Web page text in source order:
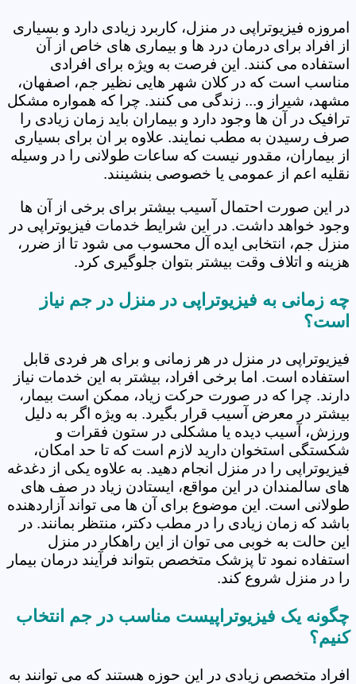
امروزه فیزیوتراپی در منزل، کاربرد زیادی دارد و بسیاری
از افراد برای درمان درد ها و بیماری های خاص از آن
استفاده می کنند. این فرصت به ویژه برای افرادی
مناسب است که در کلان شهر هایی نظیر جم، اصفهان،
مشهد، شیراز و... زندگی می کنند. چرا که همواره مشکل
ترافیک در آن ها وجود دارد و بیماران باید زمان زیادی را
صرف رسیدن به مطب نمایند. علاوه بر ان برای بسیاری
از بیماران، مقدور نیست که ساعات طولانی را در وسیله
نقلیه اعم از عمومی یا خصوصی بنشینند.
در این صورت احتمال آسیب بیشتر برای برخی از آن ها
وجود خواهد داشت. در این شرایط خدمات فیزیوتراپی در
منزل جم، انتخابی ایده آل محسوب می شود تا از ضرر،
هزینه و اتلاف وقت بیشتر بتوان جلوگیری کرد.
چه زمانی به فیزیوتراپی در منزل در جم نیاز
است؟
فیزیوتراپی در منزل در هر زمانی و برای هر فردی قابل
استفاده است. اما برخی افراد، بیشتر به این خدمات نیاز
دارند. چرا که در صورت حرکت زیاد، ممکن است بیمار،
بیشتر در معرض آسیب قرار بگیرد. به ویژه اگر به دلیل
ورزش، آسیب دیده یا مشکلی در ستون فقرات و
شکستگی استخوان دارید لازم است که تا حد امکان،
فیزیوتراپی را در منزل انجام دهید. به علاوه یکی از دغدغه
های سالمندان در این مواقع، ایستادن زیاد در صف های
طولانی است. این موضوع برای آن ها می تواند آزاردهنده
باشد که زمان زیادی را در مطب دکتر، منتظر بمانند. در
این حالت به خوبی می توان از این راهکار در منزل
استفاده نمود تا پزشک متخصص بتواند فرآیند درمان بیمار
را در منزل شروع کند.
چگونه یک فیزیوتراپیست مناسب در جم انتخاب
کنیم؟
افراد متخصص زیادی در این حوزه هستند که می توانند به